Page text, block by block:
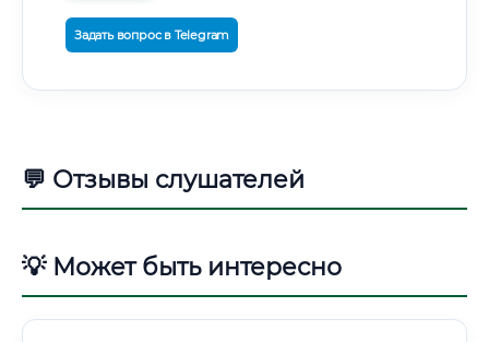
Задать вопрос в Telegram
💬 Отзывы слушателей
💡 Может быть интересно